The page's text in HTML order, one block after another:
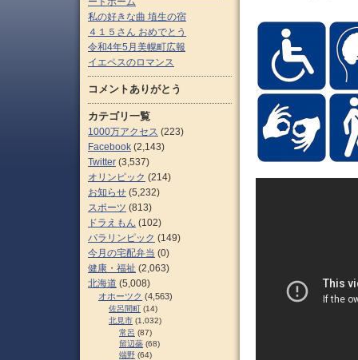
私の好きな曲 埴生の宿
４１５さん おめでとう
令和4年5月美幌町広報
イエペスのロマンス
コメントありがとう
カテゴリ一覧
1000万アクセス (223)
Facebook (2,143)
Twitter (3,537)
オリンピック (214)
お知らせ (5,232)
スポーツ (813)
ドラえもん (102)
パラリンピック (149)
今月の宅配弁当 (0)
健康・福祉 (2,063)
北海道 (5,008)
オホーツク (4,563)
佐呂間町 (14)
北見市 (1,032)
常呂 (87)
留辺蘂 (68)
端野 (64)